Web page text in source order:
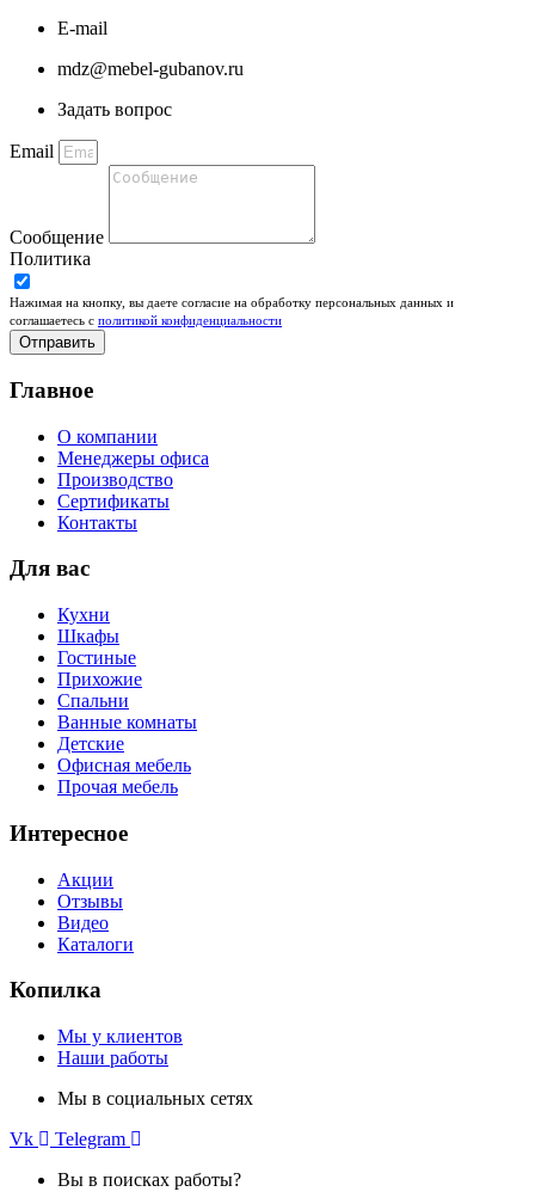
E-mail
mdz@mebel-gubanov.ru
Задать вопрос
Email
Сообщение
Политика
Нажимая на кнопку, вы даете согласие на обработку персональных данных и
соглашаетесь c политикой конфиденциальности
Отправить
Главное
О компании
Менеджеры офиса
Производство
Сертификаты
Контакты
Для вас
Кухни
Шкафы
Гостиные
Прихожие
Спальни
Ванные комнаты
Детские
Офисная мебель
Прочая мебель
Интересное
Акции
Отзывы
Видео
Каталоги
Копилка
Мы у клиентов
Наши работы
Мы в социальных сетях
Vk
Telegram
Вы в поисках работы?